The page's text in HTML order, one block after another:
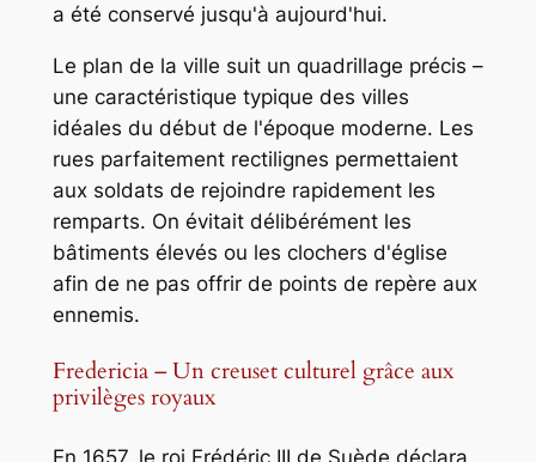
a été conservé jusqu'à aujourd'hui.
Le plan de la ville suit un quadrillage précis –
une caractéristique typique des villes
idéales du début de l'époque moderne. Les
rues parfaitement rectilignes permettaient
aux soldats de rejoindre rapidement les
remparts. On évitait délibérément les
bâtiments élevés ou les clochers d'église
afin de ne pas offrir de points de repère aux
ennemis.
Fredericia – Un creuset culturel grâce aux
privilèges royaux
En 1657, le roi Frédéric III de Suède déclara